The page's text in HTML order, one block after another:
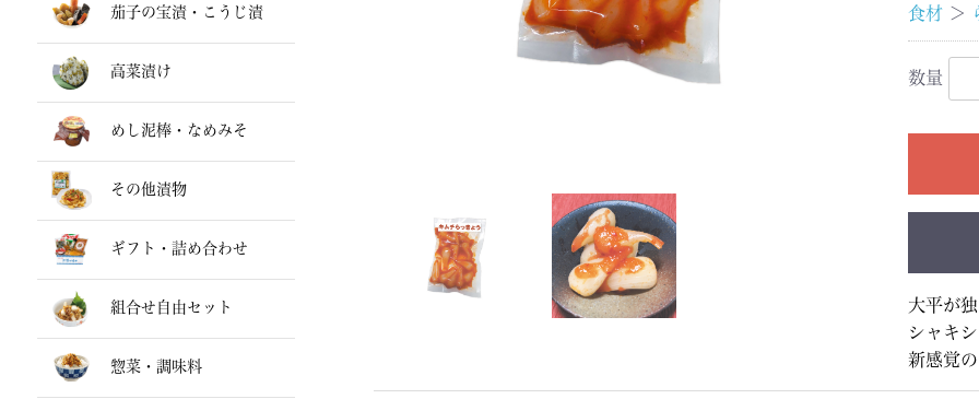
茄子の宝漬・こうじ漬
高菜漬け
めし泥棒・なめみそ
その他漬物
ギフト・詰め合わせ
組合せ自由セット
惣菜・調味料
食材 ＞
数量
大平が
シャキ
新感覚